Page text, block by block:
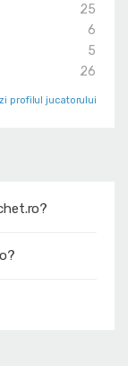
25
6
5
26
profilul jucatorului